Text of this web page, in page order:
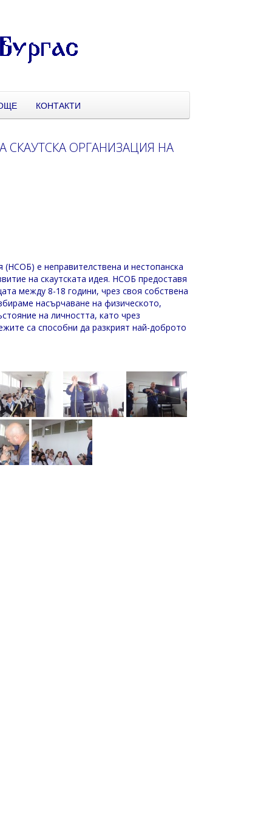
КОНТАКТИ
ОРГАНИЗАЦИЯ НА
е неправителствена и нестопанска
на скаутската идея. НСОБ предоставя
между 8-18 години, чрез своя собствена
насърчаване на физическото,
на личността, като чрез
са способни да разкрият най-доброто